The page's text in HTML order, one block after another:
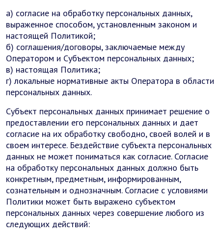
а) согласие на обработку персональных данных,
выраженное способом, установленным законом и
настоящей Политикой;
б) соглашения/договоры, заключаемые между
Оператором и Субъектом персональных данных;
в) настоящая Политика;
г) локальные нормативные акты Оператора в области
персональных данных.
Субъект персональных данных принимает решение о
предоставлении его персональных данных и дает
согласие на их обработку свободно, своей волей и в
своем интересе. Бездействие субъекта персональных
данных не может пониматься как согласие. Согласие
на обработку персональных данных должно быть
конкретным, предметным, информированным,
сознательным и однозначным. Согласие с условиями
Политики может быть выражено субъектом
персональных данных через совершение любого из
следующих действий: